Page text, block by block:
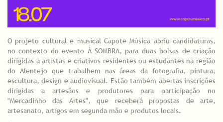
O projeto cultural e musical Capote Música abriu candidaturas,
no contexto do evento À SOMBRA, para duas bolsas de criação
dirigidas a artistas e criativos residentes ou estudantes na região
do Alentejo que trabalhem nas áreas da fotografia, pintura,
escultura, design e audiovisual. Estão também abertas inscrições
dirigidas a artesãos e produtores para participação no
"Mercadinho das Artes", que receberá propostas de arte,
artesanato, artigos em segunda mão e produtos locais.